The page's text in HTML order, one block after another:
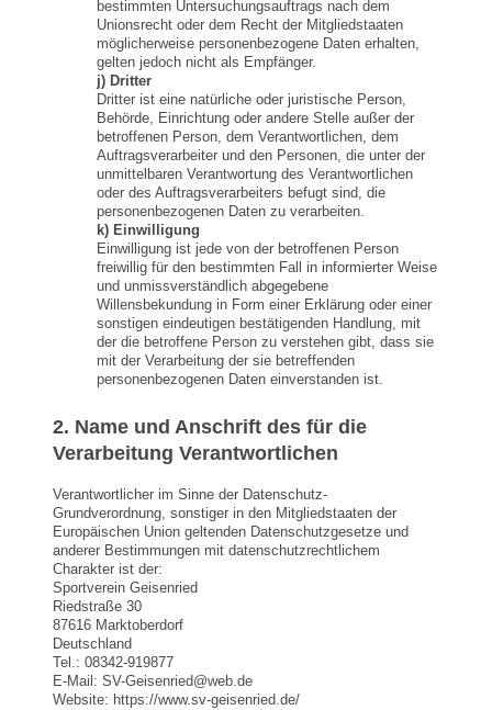
bestimmten Untersuchungsauftrags nach dem
Unionsrecht oder dem Recht der Mitgliedstaaten
möglicherweise personenbezogene Daten erhalten,
gelten jedoch nicht als Empfänger.
j) Dritter
Dritter ist eine natürliche oder juristische Person,
Behörde, Einrichtung oder andere Stelle außer der
betroffenen Person, dem Verantwortlichen, dem
Auftragsverarbeiter und den Personen, die unter der
unmittelbaren Verantwortung des Verantwortlichen
oder des Auftragsverarbeiters befugt sind, die
personenbezogenen Daten zu verarbeiten.
k) Einwilligung
Einwilligung ist jede von der betroffenen Person
freiwillig für den bestimmten Fall in informierter Weise
und unmissverständlich abgegebene
Willensbekundung in Form einer Erklärung oder einer
sonstigen eindeutigen bestätigenden Handlung, mit
der die betroffene Person zu verstehen gibt, dass sie
mit der Verarbeitung der sie betreffenden
personenbezogenen Daten einverstanden ist.
2. Name und Anschrift des für die
Verarbeitung Verantwortlichen
Verantwortlicher im Sinne der Datenschutz-
Grundverordnung, sonstiger in den Mitgliedstaaten der
Europäischen Union geltenden Datenschutzgesetze und
anderer Bestimmungen mit datenschutzrechtlichem
Charakter ist der:
Sportverein Geisenried
Riedstraße 30
87616 Marktoberdorf
Deutschland
Tel.: 08342-919877
E-Mail: SV-Geisenried@web.de
Website: https://www.sv-geisenried.de/